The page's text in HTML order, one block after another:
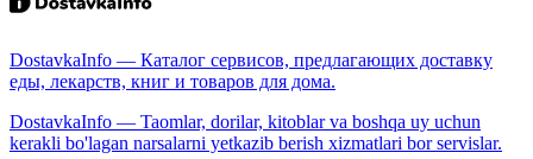
DostavkaInfo — Каталог сервисов, предлагающих доставку
еды, лекарств, книг и товаров для дома.
DostavkaInfo — Taomlar, dorilar, kitoblar va boshqa uy uchun
kerakli bo'lagan narsalarni yetkazib berish xizmatlari bor servislar.